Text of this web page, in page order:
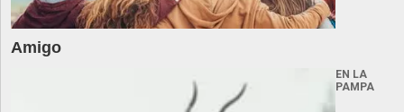
Amigo
EN LA
PAMPA